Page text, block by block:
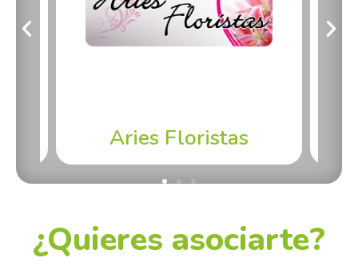
Aries Floristas
¿Quieres asociarte?